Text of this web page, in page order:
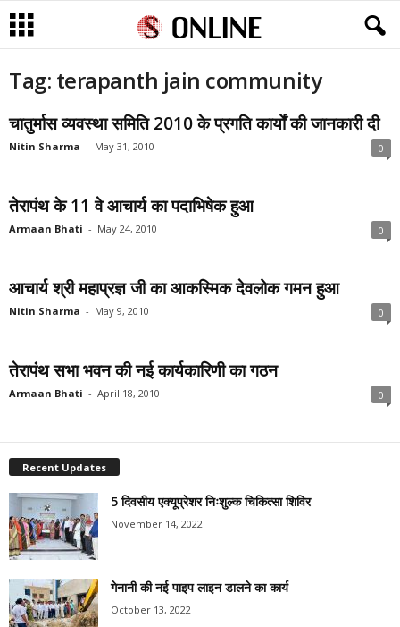
Tag: terapanth jain community
चातुर्मास व्यवस्था समिति 2010 के प्रगति कार्यों की जानकारी दी
Nitin Sharma - May 31, 2010 0
तेरापंथ के 11 वे आचार्य का पदाभिषेक हुआ
Armaan Bhati - May 24, 2010 0
आचार्य श्री महाप्रज्ञ जी का आकस्मिक देवलोक गमन हुआ
Nitin Sharma - May 9, 2010 0
तेरापंथ सभा भवन की नई कार्यकारिणी का गठन
Armaan Bhati - April 18, 2010 0
Recent Updates
5 दिवसीय एक्यूप्रेशर निःशुल्क चिकित्सा शिविर
November 14, 2022
गेनानी की नई पाइप लाइन डालने का कार्य
October 13, 2022